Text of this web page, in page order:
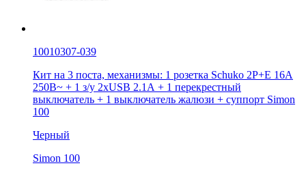
10010307-039
Кит на 3 поста, механизмы: 1 розетка Schuko 2Р+Е 16A
250В~ + 1 з/у 2хUSB 2.1А + 1 перекрестный
выключатель + 1 выключатель жалюзи + суппорт Simon
100
Черный
Simon 100